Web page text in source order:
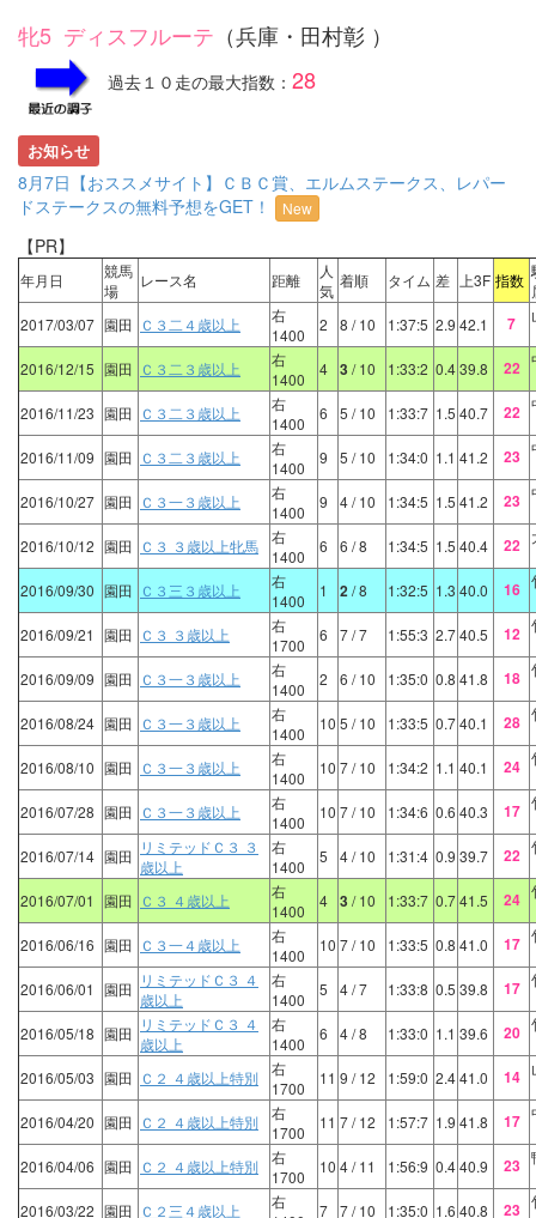
牝5 ディスフルーテ （兵庫・田村彰 ）
過去１０走の最大指数： 28
お知らせ
8月7日【おススメサイト】ＣＢＣ賞、エルムステークス、レパー
ドステークスの無料予想をGET！
New
【PR】
年月日
競馬
場
レース名 距離
人
気
着順 タイム 差 上3F 指数
2017/03/07 園田 Ｃ３二４歳以上
右
1400
2 8 / 10 1:37:5 2.9 42.1 7
2016/12/15 園田 Ｃ３二３歳以上
右
1400
4 3/ 10 1:33:2 0.439.8 22
2016/11/23 園田 Ｃ３二３歳以上
右
1400
6 5 / 10 1:33:7 1.5 40.7 22
2016/11/09 園田 Ｃ３二３歳以上
右
1400
9 5 / 10 1:34:0 1.1 41.2 23
2016/10/27 園田 Ｃ３一３歳以上
右
1400
9 4/ 10 1:34:5 1.5 41.2 23
2016/10/12 園田 Ｃ３ ３歳以上牝馬
右
1400
6 6 / 8 1:34:5 1.5 40.4 22
2016/09/30 園田 Ｃ３三３歳以上
右
1400
1 2/ 8 1:32:5 1.3 40.0 16
2016/09/21 園田 Ｃ３ ３歳以上
右
1700
6 7/ 7 1:55:3 2.740.5 12
2016/09/09 園田 Ｃ３一３歳以上
右
1400
2 6 / 10 1:35:0 0.8 41.8 18
2016/08/24 園田 Ｃ３一３歳以上
右
1400
10 5 / 10 1:33:5 0.740.1 28
2016/08/10 園田 Ｃ３一３歳以上
右
1400
10 7/ 10 1:34:2 1.1 40.1 24
2016/07/28 園田 Ｃ３一３歳以上
右
1400
10 7/ 10 1:34:6 0.6 40.3 17
2016/07/14 園田 リミテッドＣ３ ３
歳以上
右
1400
5 4/ 10 1:31:4 0.9 39.7 22
2016/07/01 園田 Ｃ３ ４歳以上
右
1400
4 3/ 10 1:33:7 0.741.5 24
2016/06/16 園田 Ｃ３一４歳以上
右
1400
10 7/ 10 1:33:5 0.8 41.0 17
2016/06/01 園田 リミテッドＣ３ ４
歳以上
右
1400
5 4/ 7 1:33:8 0.5 39.8 17
2016/05/18 園田 リミテッドＣ３ ４
歳以上
右
1400
6 4/ 8 1:33:0 1.1 39.6 20
2016/05/03 園田 Ｃ２ ４歳以上特別
右
1700
11 9 / 12 1:59:0 2.441.0 14
2016/04/20 園田 Ｃ２ ４歳以上特別
右
1700
11 7/ 12 1:57:7 1.9 41.8 17
2016/04/06 園田 Ｃ２ ４歳以上特別
右
1700
10 4/ 11 1:56:9 0.440.9 23
2016/03/22 園田 Ｃ２三４歳以上
右
7 7/ 10 1:35:0 1.6 40.8 23